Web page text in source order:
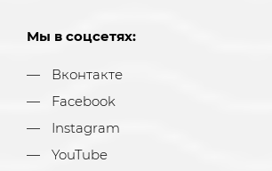
Мы в соцсетях:
Вконтакте
Facebook
Instagram
YouTube